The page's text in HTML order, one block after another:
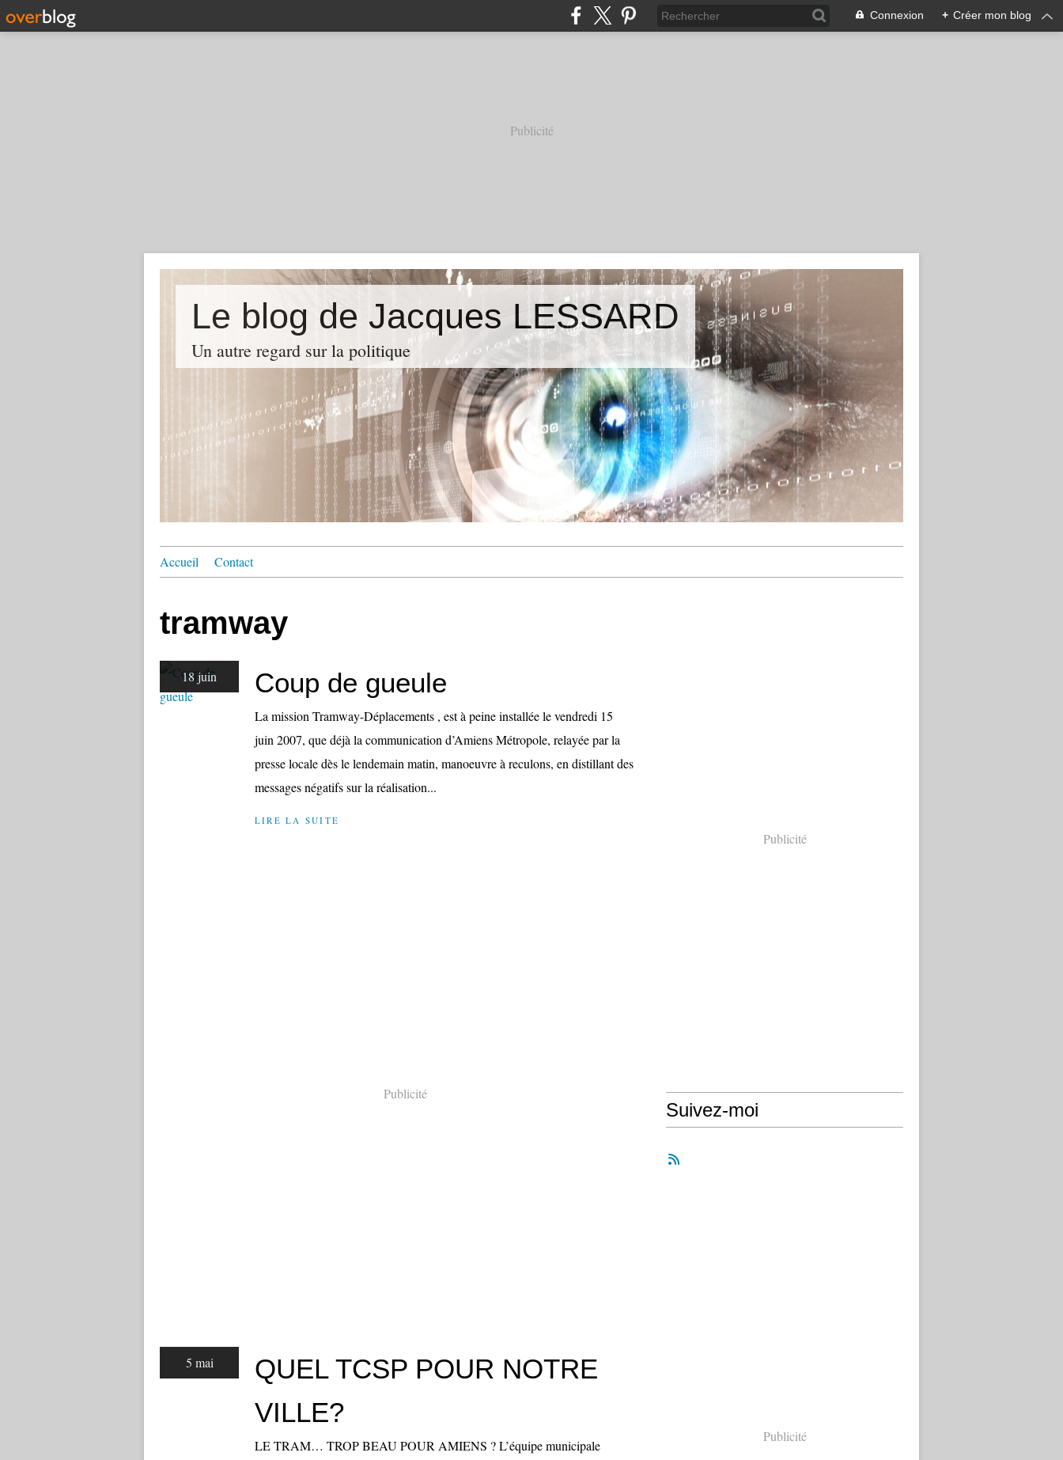
Connexion + Créer mon blog
Publicité
Le blog de Jacques LESSARD
Un autre regard sur la politique
Accueil Contact
tramway
18 juin Coup de gueule
La mission Tramway-Déplacements , est à peine installée le vendredi 15
juin 2007, que déjà la communication d’Amiens Métropole, relayée par la
presse locale dès le lendemain matin, manoeuvre à reculons, en distillant des
messages négatifs sur la réalisation...
LIRE LA SUITE
Publicité
5 mai
QUEL TCSP POUR NOTRE
VILLE?
LE TRAM… TROP BEAU POUR AMIENS ? L’équipe municipale
Publicité
Suivez-moi
Publicité